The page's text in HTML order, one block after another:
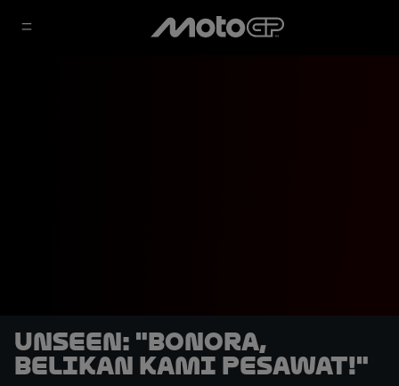
UNSEEN: "Bonora,
Belikan Kami Pesawat!"